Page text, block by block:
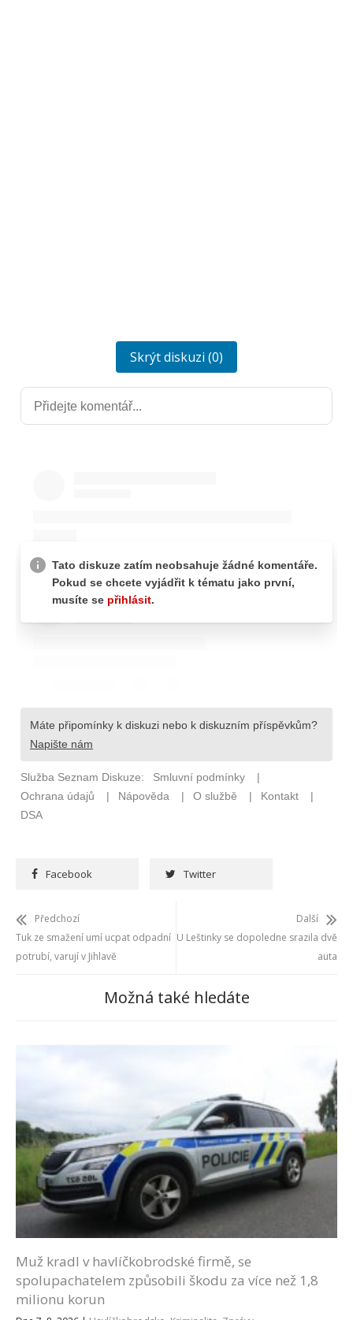
Skrýt diskuzi (0)
Facebook Twitter
Předchozí
Tuk ze smažení umí ucpat odpadní
potrubí, varují v Jihlavě
Další
U Leštinky se dopoledne srazila dvě
auta
Možná také hledáte
Muž kradl v havlíčkobrodské firmě, se
spolupachatelem způsobili škodu za více než 1,8
milionu korun